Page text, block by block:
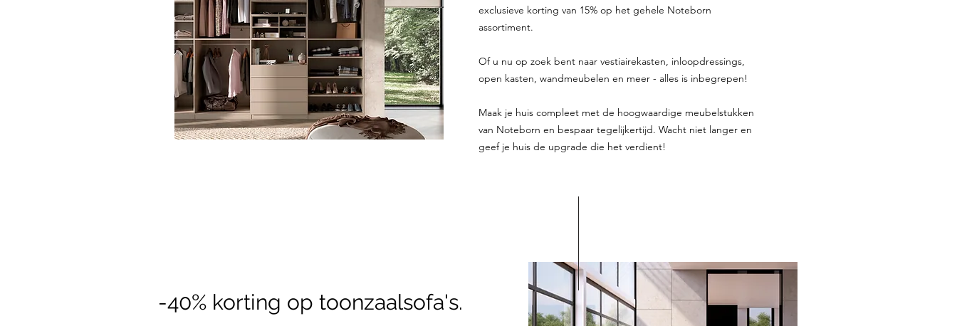
exclusieve korting van 15% op het gehele Noteborn
assortiment.
Of u nu op zoek bent naar vestiairekasten, inloopdressings,
open kasten, wandmeubelen en meer - alles is inbegrepen!
Maak je huis compleet met de hoogwaardige meubelstukken
van Noteborn en bespaar tegelijkertijd. Wacht niet langer en
geef je huis de upgrade die het verdient!
-40% korting op toonzaalsofa's.